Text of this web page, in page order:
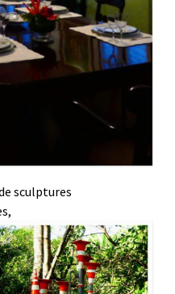
sculptures